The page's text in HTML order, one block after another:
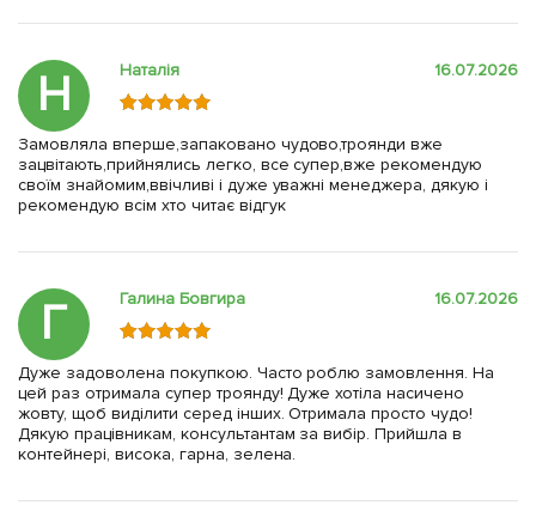
Н Наталія 16.07.2026
Замовляла вперше,запаковано чудово,троянди вже
зацвітають,прийнялись легко, все супер,вже рекомендую
своїм знайомим,ввічливі і дуже уважні менеджера, дякую і
рекомендую всім хто читає відгук
Г Галина Бовгира 16.07.2026
Дуже задоволена покупкою. Часто роблю замовлення. На
цей раз отримала супер троянду! Дуже хотіла насичено
жовту, щоб виділити серед інших. Отримала просто чудо!
Дякую працівникам, консультантам за вибір. Прийшла в
контейнері, висока, гарна, зелена.